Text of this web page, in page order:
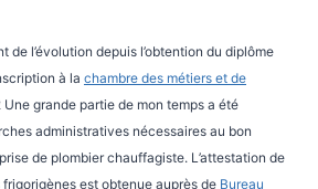
de l’évolution depuis l’obtention du diplôme
à la chambre des métiers et de
Une grande partie de mon temps a été
administratives nécessaires au bon
de plombier chauffagiste. L’attestation de
est obtenue auprès de Bureau